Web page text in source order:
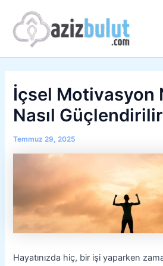
İçsel Motivasyon
Nasıl
Temmuz 29, 2025
Hayatınızda hiç, bir işi yaparken